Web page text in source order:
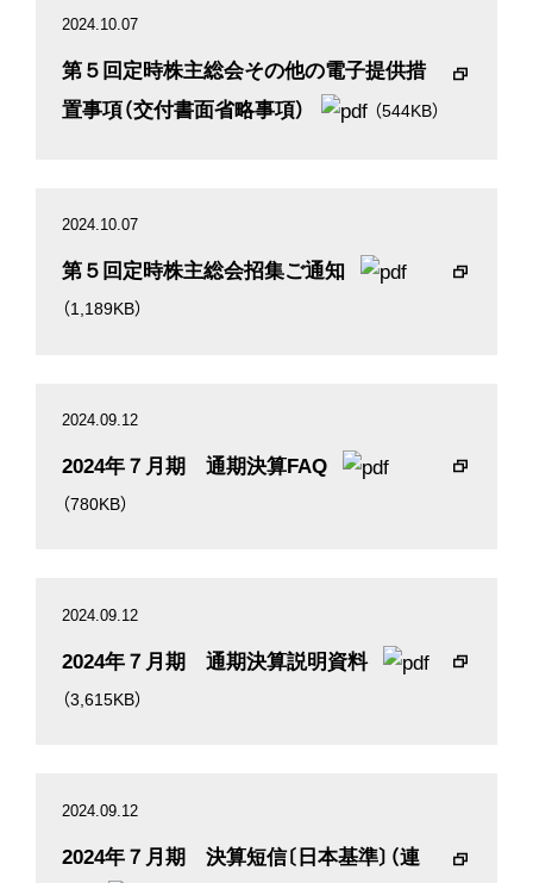
2024.10.07
第５回定時株主総会その他の電子提供措
置事項（交付書面省略事項）
（544KB）
2024.10.07
第５回定時株主総会招集ご通知
（1,189KB）
2024.09.12
2024年７月期 通期決算FAQ
（780KB）
2024.09.12
2024年７月期 通期決算説明資料
（3,615KB）
2024.09.12
2024年７月期 決算短信〔日本基準〕（連